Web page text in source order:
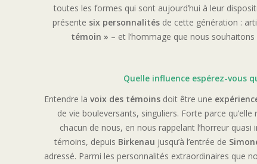
toutes les formes qui sont aujourd’hui à leur
présente six personnalités de cette génération :
témoin » – et l’hommage que nous
Quelle influence espérez-vous
Entendre la voix des témoins doit être une
de vie bouleversants, singuliers. Forte parce
chacun de nous, en nous rappelant l’horreur
témoins, depuis Birkenau jusqu’à l’entrée de
adressé. Parmi les personnalités extraordinaires que